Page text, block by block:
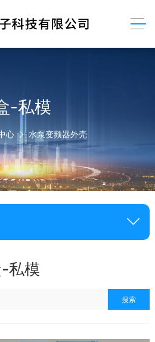
-私模
心 水泵变频器外壳
私模
搜索